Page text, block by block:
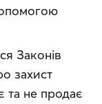
Законів
захист
та не продає